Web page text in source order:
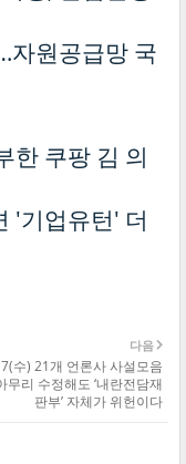
자원공급망 국
한 쿠팡 김 의
'기업유턴' 더
다음
수) 21개 언론사 사설모음
무리 수정해도 ‘내란전담재
판부’ 자체가 위헌이다